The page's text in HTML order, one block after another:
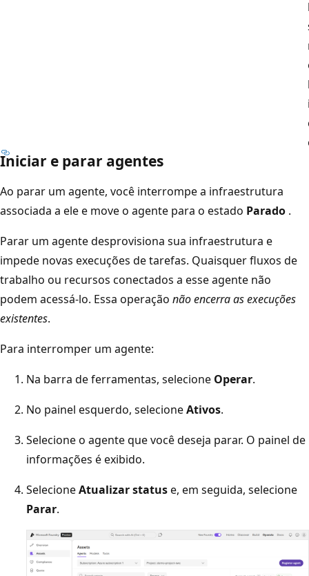
Iniciar e parar agentes
Ao parar um agente, você interrompe a infraestrutura
associada a ele e move o agente para o estado Parado .
Parar um agente desprovisiona sua infraestrutura e
impede novas execuções de tarefas. Quaisquer fluxos de
trabalho ou recursos conectados a esse agente não
podem acessá-lo. Essa operação não encerra as execuções
existentes.
Para interromper um agente:
Na barra de ferramentas, selecione Operar.
No painel esquerdo, selecioneAtivos.
Selecione o agente que você deseja parar. O painel de
informações é exibido.
SelecioneAtualizar statuse, em seguida, selecione
Parar.